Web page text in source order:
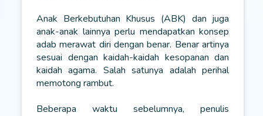
Anak Berkebutuhan Khusus (ABK) dan juga
anak-anak lainnya perlu mendapatkan konsep
adab merawat diri dengan benar. Benar artinya
sesuai dengan kaidah-kaidah kesopanan dan
kaidah agama. Salah satunya adalah perihal
memotong rambut.
Beberapa waktu sebelumnya, penulis